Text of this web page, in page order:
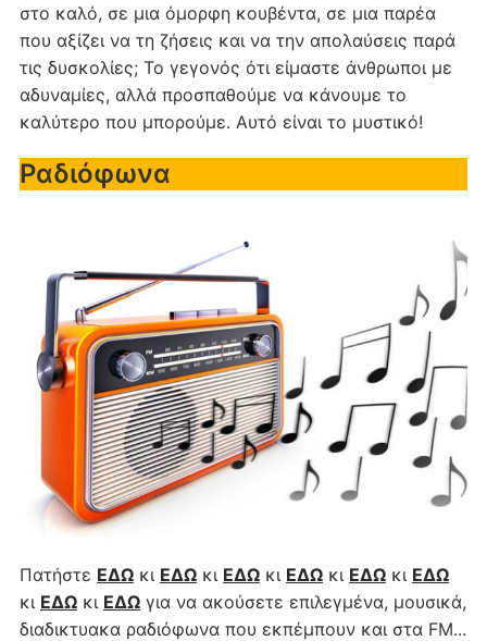
στο καλό, σε μια όμορφη κουβέντα, σε μια παρέα
που αξίζει να τη ζήσεις και να την απολαύσεις παρά
τις δυσκολίες; Το γεγονός ότι είμαστε άνθρωποι με
αδυναμίες, αλλά προσπαθούμε να κάνουμε το
καλύτερο που μπορούμε. Αυτό είναι το μυστικό!
Ραδιόφωνα
Πατήστε ΕΔΩκι ΕΔΩκι ΕΔΩκι ΕΔΩκι ΕΔΩκι ΕΔΩ
κι ΕΔΩκι ΕΔΩγια να ακούσετε επιλεγμένα, μουσικά,
διαδικτυακα ραδιόφωνα που εκπέμπουν και στα FM...